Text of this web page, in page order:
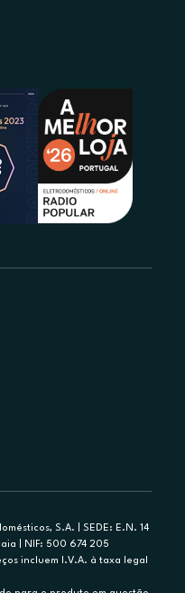
S.A. | SEDE: E.N. 14
| NIF: 500 674 205
incluem I.V.A. à taxa legal